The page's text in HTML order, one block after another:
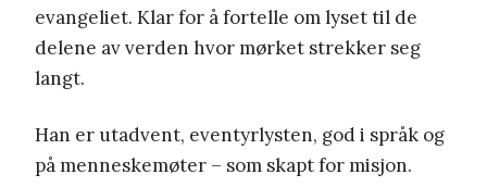
evangeliet. Klar for å fortelle om lyset til de
delene av verden hvor mørket strekker seg
langt.
Han er utadvent, eventyrlysten, god i språk og
på menneskemøter – som skapt for misjon.